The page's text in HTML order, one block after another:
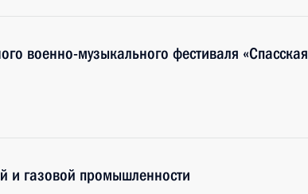
военно-музыкального фестиваля «Спасская
и газовой промышленности